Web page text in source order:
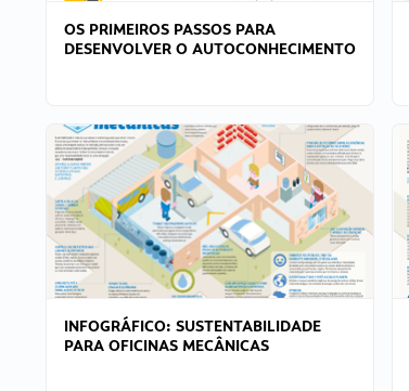
OS PRIMEIROS PASSOS PARA
DESENVOLVER O AUTOCONHECIMENTO
INFOGRÁFICO: SUSTENTABILIDADE
PARA OFICINAS MECÂNICAS